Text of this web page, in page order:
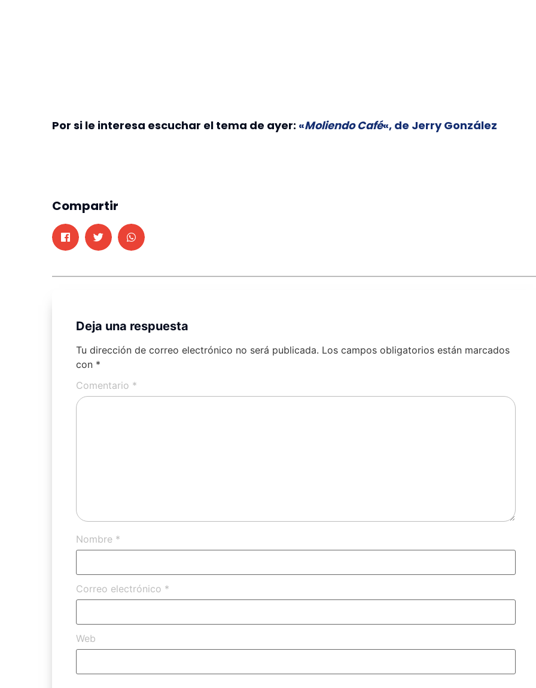
Por si le interesa escuchar el tema de ayer: «Moliendo Café«, de Jerry González
Compartir
Deja una respuesta
Tu dirección de correo electrónico no será publicada. Los campos obligatorios están marcados
con *
Comentario *
Nombre *
Correo electrónico *
Web